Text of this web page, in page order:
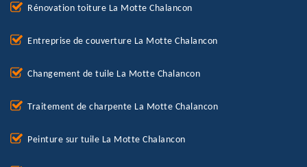
Rénovation toiture La Motte Chalancon
Entreprise de couverture La Motte Chalancon
Changement de tuile La Motte Chalancon
Traitement de charpente La Motte Chalancon
Peinture sur tuile La Motte Chalancon